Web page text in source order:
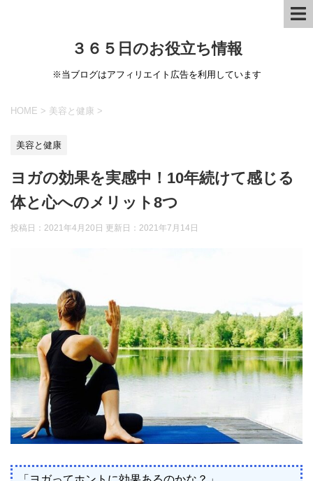
３６５日のお役立ち情報
※当ブログはアフィリエイト広告を利用しています
HOME > 美容と健康 >
美容と健康
ヨガの効果を実感中！10年続けて感じる
体と心へのメリット8つ
投稿日：2021年4月20日 更新日： 2021年7月14日